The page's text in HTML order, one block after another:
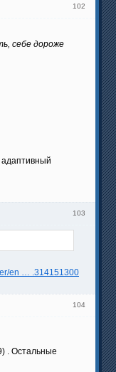
102
себе дороже
103
en … .314151300
104
. Остальные